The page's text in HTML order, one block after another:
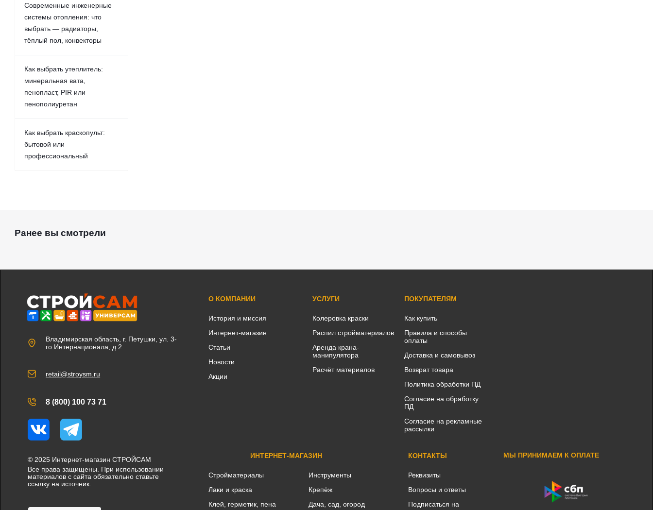
Современные инженерные
системы отопления: что
выбрать — радиаторы,
тёплый пол, конвекторы
Как выбрать утеплитель:
минеральная вата,
пенопласт, PIR или
пенополиуретан
Как выбрать краскопульт:
бытовой или
профессиональный
Ранее вы смотрели
Владимирская область, г. Петушки, ул. 3-
го Интернационала, д.2
retail@stroysm.ru
8 (800) 100 73 71
Вконтакте
Telegram
© 2025 Интернет-магазин СТРОЙСАМ
Все права защищены. При использовании
материалов с сайта обязательно ставьте
ссылку на источник.
О КОМПАНИИ
История и миссия
Интернет-магазин
Статьи
Новости
Акции
УСЛУГИ
Колеровка краски
Распил стройматериалов
Аренда крана-
манипулятора
Расчёт материалов
ПОКУПАТЕЛЯМ
Как купить
Правила и способы
оплаты
Доставка и самовывоз
Возврат товара
Политика обработки ПД
Согласие на обработку
ПД
Согласие на рекламные
рассылки
ИНТЕРНЕТ-МАГАЗИН
Стройматериалы
Лаки и краска
Клей, герметик, пена
Инструменты
Крепёж
Дача, сад, огород
КОНТАКТЫ
Реквизиты
Вопросы и ответы
Подписаться на
МЫ ПРИНИМАЕМ К ОПЛАТЕ